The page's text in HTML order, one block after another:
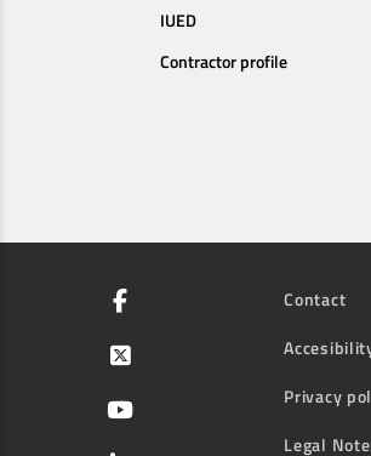
IUED
Contractor profile
Contact
Privacy
Legal